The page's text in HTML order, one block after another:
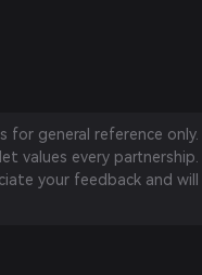
for general reference
values every
your feedback and will